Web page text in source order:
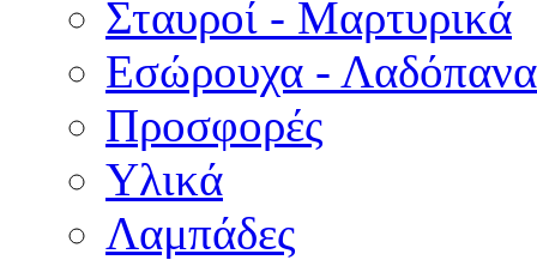
Σταυροί - Μαρτυρικά
Εσώρουχα -
Προσφορές
Υλικά
Λαμπάδες